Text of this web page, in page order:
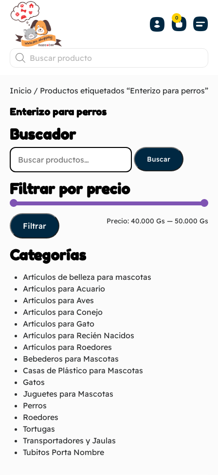
0
Inicio / Productos etiquetados “Enterizo para perros”
Enterizo para perros
Buscador
Buscar
Filtrar por precio
Filtrar Precio: 40.000 Gs — 50.000 Gs
Categorías
Artículos de belleza para mascotas
Artículos para Acuario
Artículos para Aves
Artículos para Conejo
Artículos para Gato
Artículos para Recién Nacidos
Artículos para Roedores
Bebederos para Mascotas
Casas de Plástico para Mascotas
Gatos
Juguetes para Mascotas
Perros
Roedores
Tortugas
Transportadores y Jaulas
Tubitos Porta Nombre